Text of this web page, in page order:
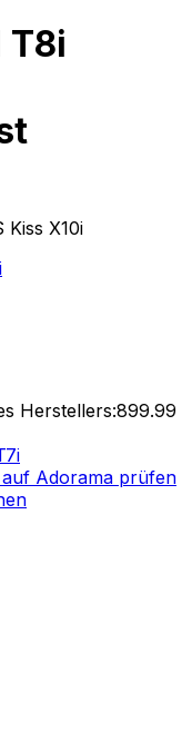
T8i
Kiss X10i
Herstellers:899.99
auf Adorama prüfen